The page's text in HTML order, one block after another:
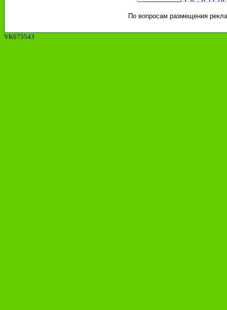
По вопросам размещения
VK675543